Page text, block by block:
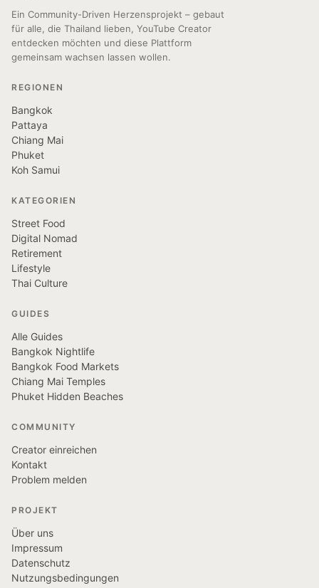
Ein Community-Driven Herzensprojekt – gebaut
für alle, die Thailand lieben, YouTube Creator
entdecken möchten und diese Plattform
gemeinsam wachsen lassen wollen.
REGIONEN
Bangkok
Pattaya
Chiang Mai
Phuket
Koh Samui
KATEGORIEN
Street Food
Digital Nomad
Retirement
Lifestyle
Thai Culture
GUIDES
Alle Guides
Bangkok Nightlife
Bangkok Food Markets
Chiang Mai Temples
Phuket Hidden Beaches
COMMUNITY
Creator einreichen
Kontakt
Problem melden
PROJEKT
Über uns
Impressum
Datenschutz
Nutzungsbedingungen